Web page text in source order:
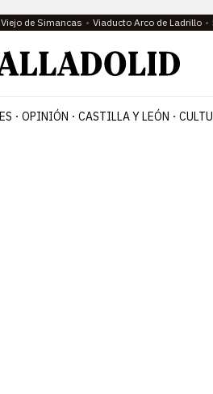
de Simancas Viaducto Arco de Ladrillo
OPINIÓN CASTILLA Y LEÓN